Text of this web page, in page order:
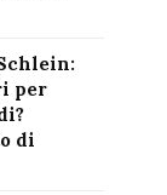
per
di